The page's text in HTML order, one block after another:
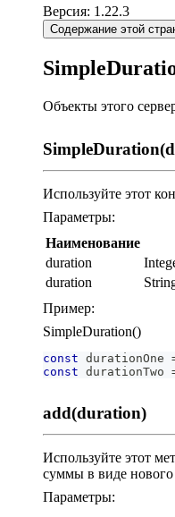
Версия: 1.22.3
Содержание этой
Объекты этого
Используйте этот
Параметры:
Наименование
duration
duration
Пример:
SimpleDuration()
const durationOne
const durationTwo
add(duration)
Используйте этот
суммы в виде нового
Параметры: